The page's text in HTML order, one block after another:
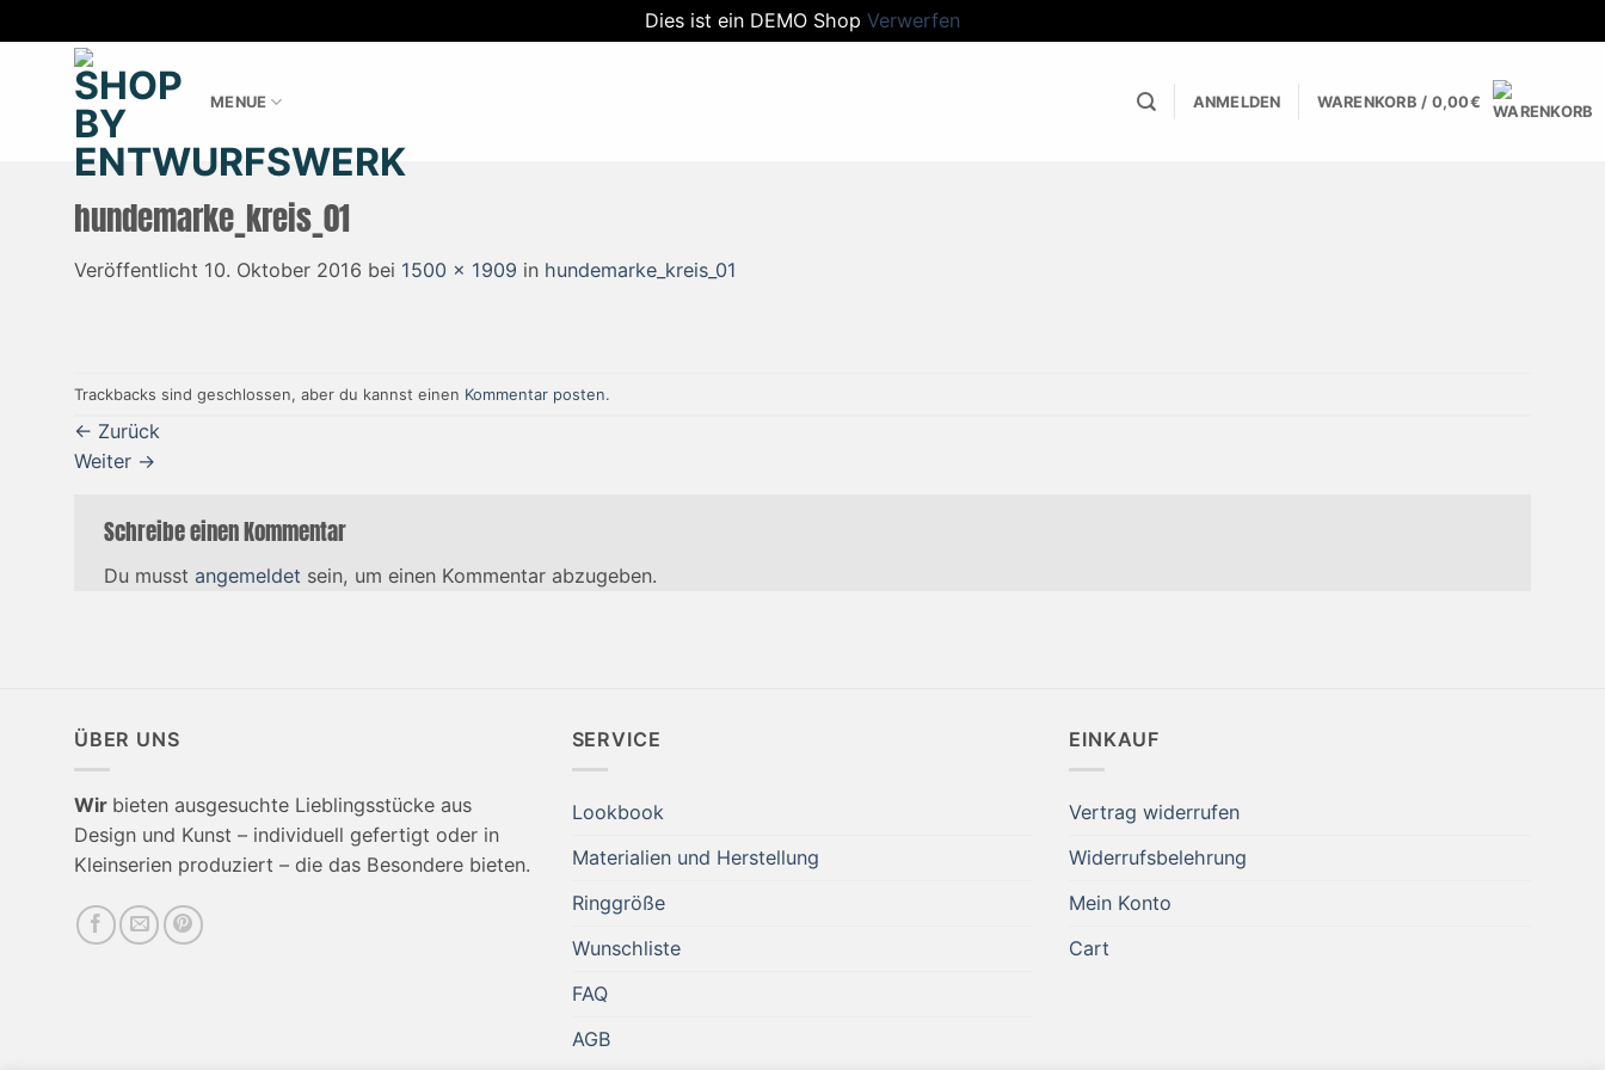
Dies ist ein DEMO Shop Verwerfen
MENUE ANMELDEN WARENKORB / 0,00€
hundemarke_kreis_01
Veröffentlicht 10. Oktober 2016 bei 1500 × 1909 in hundemarke_kreis_01
Trackbacks sind geschlossen, aber du kannst einen Kommentar posten.
← Zurück
Weiter →
Schreibe einen Kommentar
Du musst angemeldet sein, um einen Kommentar abzugeben.
ÜBER UNS
Wir bieten ausgesuchte Lieblingsstücke aus
Design und Kunst – individuell gefertigt oder in
Kleinserien produziert – die das Besondere bieten.
SERVICE
Lookbook
Materialien und Herstellung
Ringgröße
Wunschliste
FAQ
AGB
EINKAUF
Vertrag widerrufen
Widerrufsbelehrung
Mein Konto
Cart